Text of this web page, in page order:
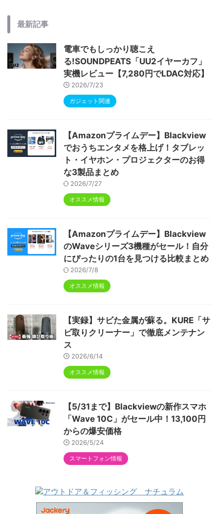
最新記事
電車でもしっかり聴こえ
る!SOUNDPEATS「UU2イヤーカフ」
実機レビュー【7,280円でLDAC対応】
2026/7/23
ガジェット関連
【Amazonプライムデー】Blackview
でおうちエンタメを格上げ！タブレッ
ト・イヤホン・プロジェクターのお得
な3製品まとめ
2026/7/27
オススメ情報
【Amazonプライムデー】Blackview
のWaveシリーズ3機種がセール！自分
にぴったりの1台を見つける比較まとめ
2026/7/8
オススメ情報
【実録】サビた金属が蘇る。KURE「サ
ビ取りクリーナー」で徹底メンテナン
ス
2026/6/14
オススメ情報
【5/31まで】Blackviewの新作スマホ
「Wave 10C」がセール中！13,100円
からの爆安価格
2026/5/24
スマートフォン情報